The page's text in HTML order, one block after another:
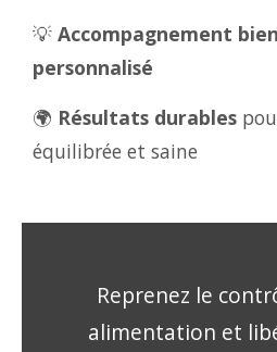
💡 Accompagnement
personnalisé
🌍 Résultats durables
équilibrée et saine
Reprenez le
alimentation et